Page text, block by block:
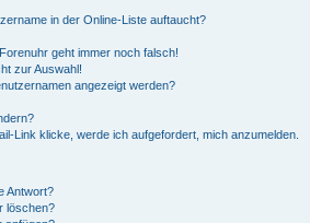
in der Online-Liste auftaucht?
geht immer noch falsch!
zur Auswahl!
angezeigt werden?
Link klicke, werde ich aufgefordert, mich anzumelden.
Antwort?
löschen?